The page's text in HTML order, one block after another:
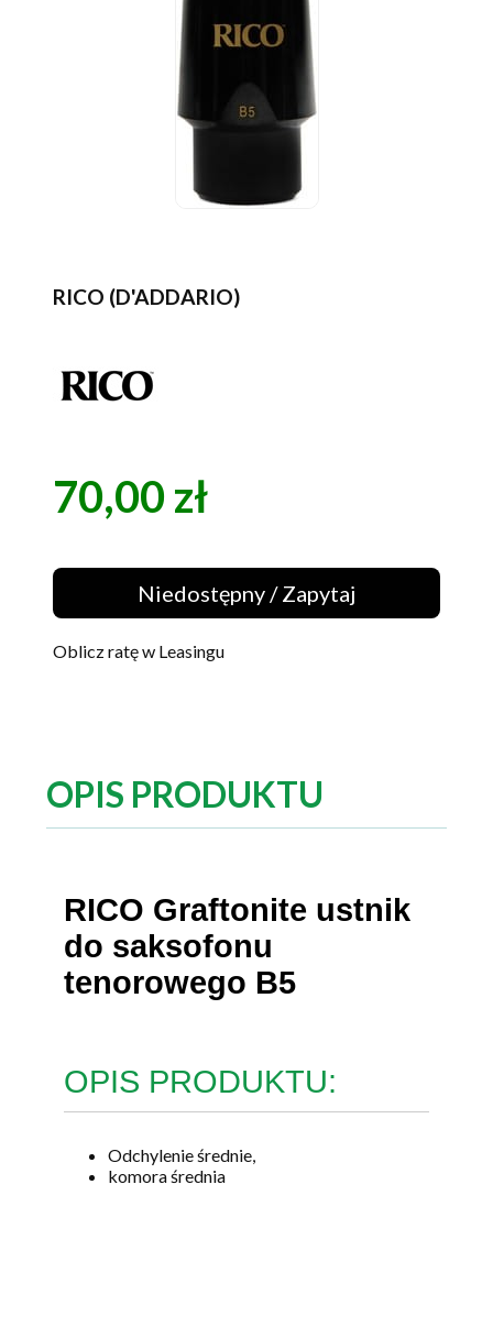
RICO (D'ADDARIO)
Cena
70,00 zł
Niedostępny / Zapytaj
Oblicz ratę w Leasingu
OPIS PRODUKTU
RICO Graftonite ustnik
do saksofonu
tenorowego B5
OPIS PRODUKTU:
Odchylenie średnie,
komora średnia